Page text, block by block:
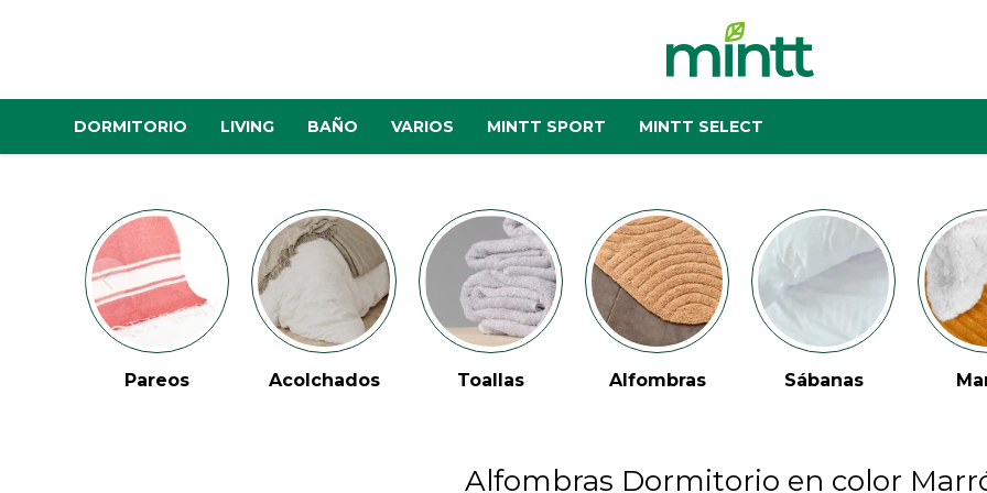
DORMITORIO LIVING BAÑO VARIOS MINTT SPORT MINTT SELECT
Pareos Acolchados Toallas Alfombras Sábanas
Alfombras Dormitorio en color